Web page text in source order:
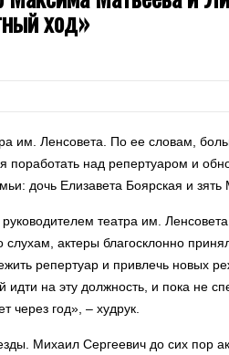
ход»
им. Ленсовета. По ее словам,
поработать над репертуаром и
дочь Елизавета Боярская и
театра им.
актеры благосклонно
репертуар и привлечь новых
идти на эту должность, и пока не
через год», – худрук.
Михаил Сергеевич до сих пор